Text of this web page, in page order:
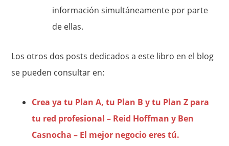
información simultáneamente por parte
de ellas.
Los otros dos posts dedicados a este libro en el blog
se pueden consultar en:
Crea ya tu Plan A, tu Plan B y tu Plan Z para
tu red profesional – Reid Hoffman y Ben
Casnocha – El mejor negocio eres tú.